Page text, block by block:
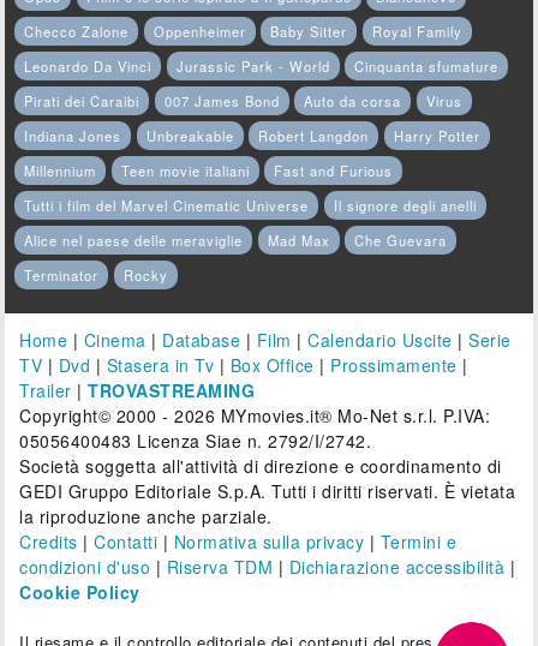
Checco Zalone
Oppenheimer Baby Sitter
Royal Family
Leonardo Da Vinci
Jurassic Park - World
Cinquanta sfumature
Pirati dei Caraibi
007 James Bond Auto da corsa
Virus
Indiana Jones
Unbreakable Robert Langdon
Harry Potter
Millennium
Teen movie italiani
Fast and Furious
Tutti i film del Marvel Cinematic Universe
Il signore degli anelli
Alice nel paese delle meraviglie
Mad Max
Che Guevara
Terminator
Rocky
Home | Cinema | Database | Film |Calendario Uscite |Serie
TV | Dvd | Stasera in Tv | Box Office | Prossimamente |
Trailer |TROVASTREAMING
Copyright© 2000 - 2026 MYmovies.it® Mo-Net s.r.l. P.IVA:
05056400483 Licenza Siae n. 2792/I/2742.
Società soggetta all'attività di direzione e coordinamento di
GEDI Gruppo Editoriale S.p.A. Tutti i diritti riservati. È vietata
la riproduzione anche parziale.
Credits |Contatti | Normativa sulla privacy | Termini e
condizioni d'uso | Riserva TDM | Dichiarazione accessibilità |
Cookie Policy